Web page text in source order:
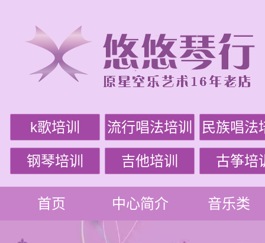
k歌培训 流行唱法培训 民族唱法
钢琴培训 吉他培训 古筝培
首页 中心简介 音乐类